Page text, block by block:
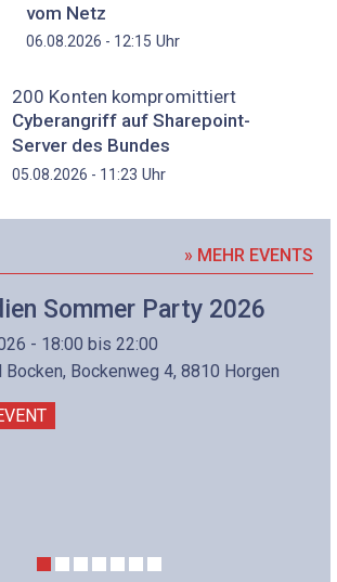
vom Netz
06.08.2026 - 12:15 Uhr
200 Konten kompromittiert
Cyberangriff auf Sharepoint-
Server des Bundes
05.08.2026 - 11:23 Uhr
» MEHR EVENTS
Sommer Party 2026
- 18:00 bis 22:00
Bocken, Bockenweg 4, 8810 Horgen